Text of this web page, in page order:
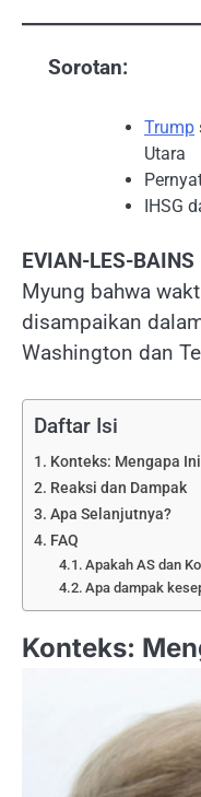
Sorotan:
Trump
Utara
IHSG
EVIAN-LES-BAINS
Myung bahwa
disampaikan
Washington dan
Daftar Isi
Konteks: Mengapa
Reaksi dan Dampak
Apa Selanjutnya?
FAQ
Apakah AS dan
Apa dampak
Konteks: